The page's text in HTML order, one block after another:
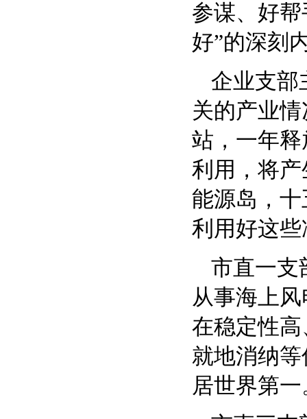
参谋、好
好”的深刻
企业支部
关的产业
站，一年
利用，将
能源岛，
利用好这
市直一支
从事海上
在稳定性
就地消纳
居世界第一